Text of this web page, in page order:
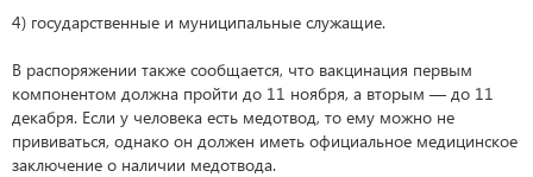
4) государственные и муниципальные служащие.
В распоряжении также сообщается, что вакцинация первым
компонентом должна пройти до 11 ноября, а вторым — до 11
декабря. Если у человека есть медотвод, то ему можно не
прививаться, однако он должен иметь официальное медицинское
заключение о наличии медотвода.